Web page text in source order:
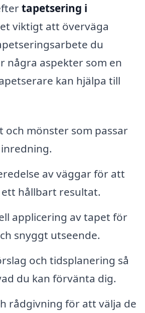
tapetsering i
viktigt att överväga
du
några aspekter som en
kan hjälpa till
och mönster som passar
av väggar för att
hållbart resultat.
applicering av tapet för
snyggt utseende.
och tidsplanering så
du kan förvänta dig.
rådgivning för att välja de